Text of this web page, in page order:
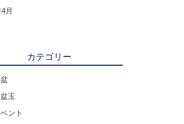
月
カテゴリー
玉
ント